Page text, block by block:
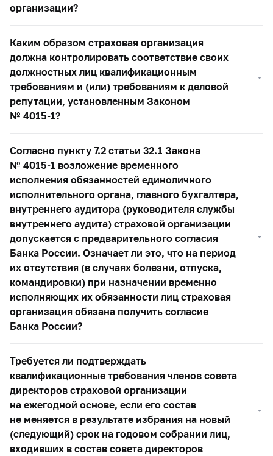
организации?
Каким образом страховая организация
должна контролировать соответствие своих
должностных лиц квалификационным
требованиям и (или) требованиям к деловой
репутации, установленным Законом
№ 4015-1?
Согласно пункту 7.2 статьи 32.1 Закона
№ 4015-1 возложение временного
исполнения обязанностей единоличного
исполнительного органа, главного бухгалтера,
внутреннего аудитора (руководителя службы
внутреннего аудита) страховой организации
допускается с предварительного согласия
Банка России. Означает ли это, что на период
их отсутствия (в случаях болезни, отпуска,
командировки) при назначении временно
исполняющих их обязанности лиц страховая
организация обязана получить согласие
Банка России?
Требуется ли подтверждать
квалификационные требования членов совета
директоров страховой организации
на ежегодной основе, если его состав
не меняется в результате избрания на новый
(следующий) срок на годовом собрании лиц,
входивших в состав совета директоров